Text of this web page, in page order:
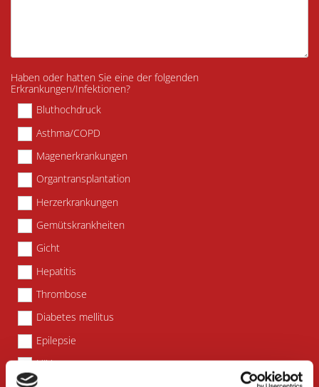
Haben oder hatten Sie eine der folgenden
Erkrankungen/Infektionen?
Bluthochdruck
Asthma/COPD
Magenerkrankungen
Organtransplantation
Herzerkrankungen
Gemütskrankheiten
Gicht
Hepatitis
Thrombose
Diabetes mellitus
Epilepsie
HIV